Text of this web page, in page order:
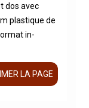
dos avec
plastique de
in-
LA PAGE